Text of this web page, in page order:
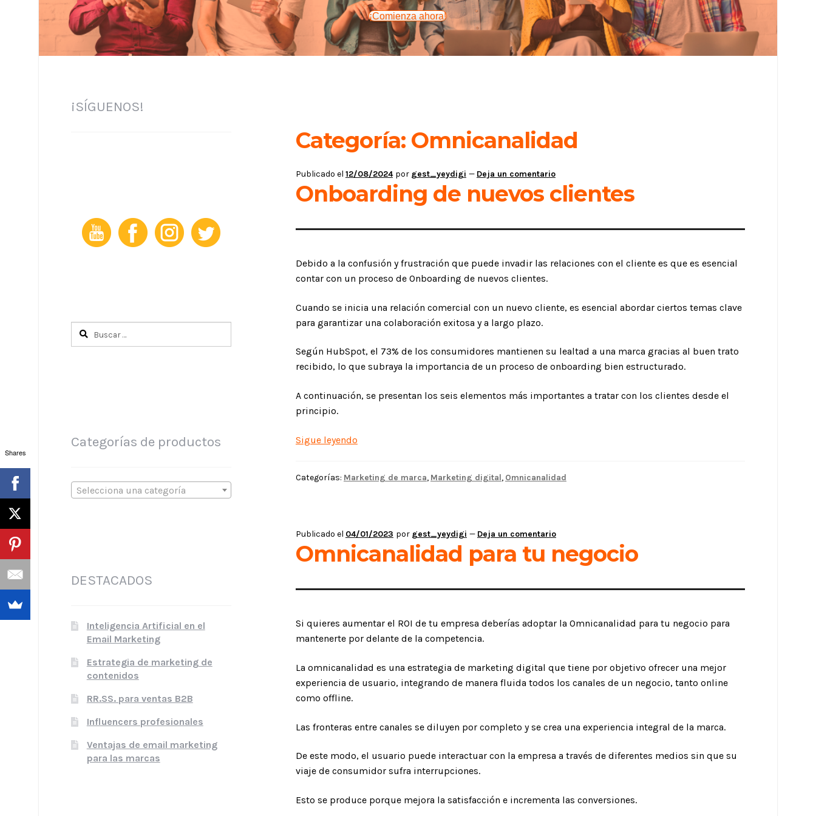
¡Comienza ahora!
Categoría: Omnicanalidad
Publicado el 12/08/2024 por gest_yeydigi — Deja un comentario
Onboarding de nuevos clientes
Debido a la confusión y frustración que puede invadir las relaciones con el cliente es que es esencial
contar con un proceso de Onboarding de nuevos clientes.
Cuando se inicia una relación comercial con un nuevo cliente, es esencial abordar ciertos temas clave
para garantizar una colaboración exitosa y a largo plazo.
Según HubSpot, el 73% de los consumidores mantienen su lealtad a una marca gracias al buen trato
recibido, lo que subraya la importancia de un proceso de onboarding bien estructurado.
A continuación, se presentan los seis elementos más importantes a tratar con los clientes desde el
principio.
Sigue leyendoOnboarding
clientes
Categorías: Marketing de marca, Marketing digital, Omnicanalidad
Publicado el 04/01/2023 por gest_yeydigi — Deja un comentario
Omnicanalidad para tu negocio
Si quieres aumentar el ROI de tu empresa deberías adoptar la Omnicanalidad para tu negocio para
mantenerte por delante de la competencia.
La omnicanalidad es una estrategia de marketing digital que tiene por objetivo ofrecer una mejor
experiencia de usuario, integrando de manera fluida todos los canales de un negocio, tanto online
como offline.
Las fronteras entre canales se diluyen por completo y se crea una experiencia integral de la marca.
De este modo, el usuario puede interactuar con la empresa a través de diferentes medios sin que su
viaje de consumidor sufra interrupciones.
Esto se produce porque mejora la satisfacción e incrementa las conversiones.
¡SÍGUENOS!
Buscar:
Categorías de productos
Selecciona una categoría
DESTACADOS
Inteligencia Artificial en el
Email Marketing
Estrategia de marketing de
contenidos
RR.SS. para ventas B2B
Influencers profesionales
Ventajas de email marketing
para las marcas
Shares